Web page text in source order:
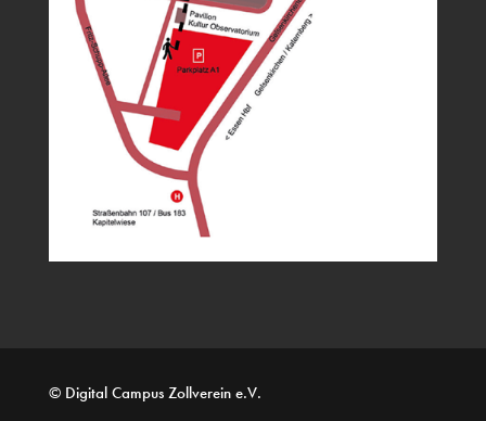
© Digital Campus Zollverein e.V.